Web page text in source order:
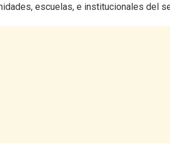
escuelas, e institucionales del